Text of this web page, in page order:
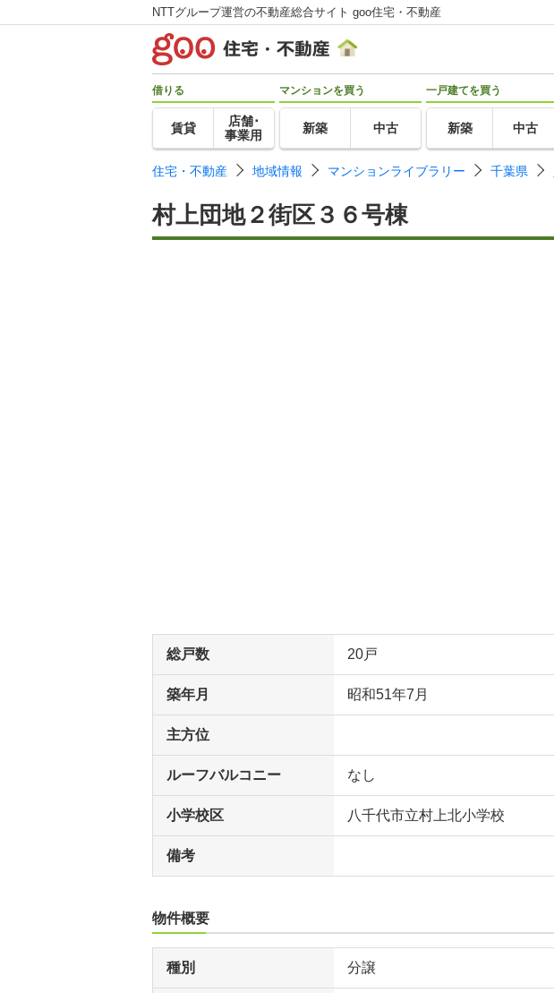
NTTグループ運営の不動産総合サイト goo住宅・不動産
借りる
賃貸
店舗･
事業用
マンションを買う
新築 中古
一戸建てを買う
新築 中古
住宅・不動産 地域情報 マンションライブラリー 千葉県
村上団地２街区３６号棟
総戸数 20戸
築年月 昭和51年7月
主方位
ルーフバルコニー なし
小学校区 八千代市立村上北小学校
備考
物件概要
種別 分譲